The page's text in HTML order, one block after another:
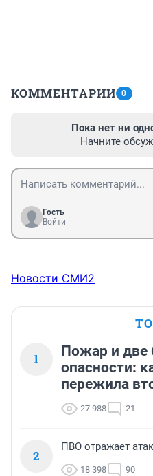
КОММЕНТАРИИ 0
Пока нет ни
Начните
Гость
Войти
Новости СМИ2
1
Пожар и две
опасности:
пережила
27 988 21
2
ПВО отражает
18 398 90